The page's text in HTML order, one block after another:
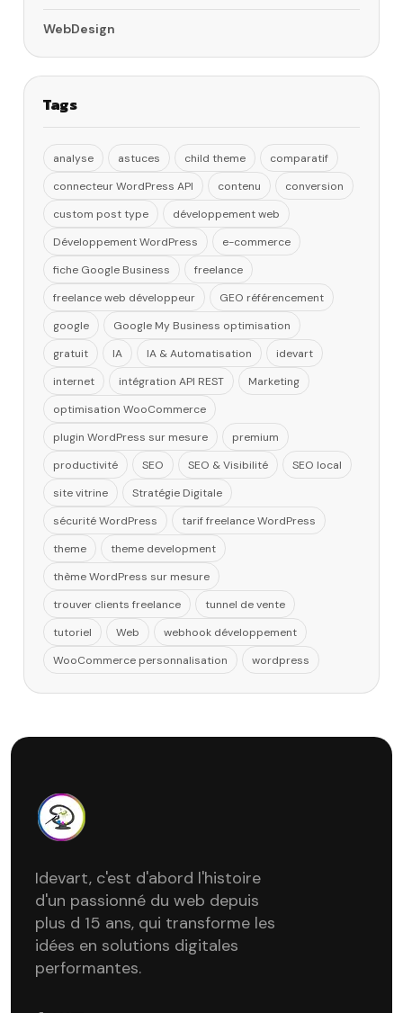
WebDesign
Tags
analyse astuces child theme
comparatif
connecteur WordPress API
contenu
conversion
custom post type
développement web
Développement WordPress
e-commerce
fiche Google Business
freelance
freelance web développeur
GEO référencement
google
Google My Business optimisation
gratuit
IA IA & Automatisation
idevart
internet
intégration API REST
Marketing
optimisation WooCommerce
plugin WordPress sur mesure
premium
productivité
SEO SEO & Visibilité
SEO local
site vitrine
Stratégie Digitale
sécurité WordPress
tarif freelance WordPress
theme
theme development
thème WordPress sur mesure
trouver clients freelance
tunnel de vente
tutoriel
Web
webhook développement
WooCommerce personnalisation
wordpress
Idevart, c'est d'abord l'histoire
d'un passionné du web depuis
plus d 15 ans, qui transforme les
idées en solutions digitales
performantes.